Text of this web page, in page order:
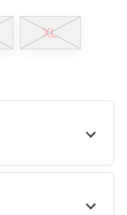
XL